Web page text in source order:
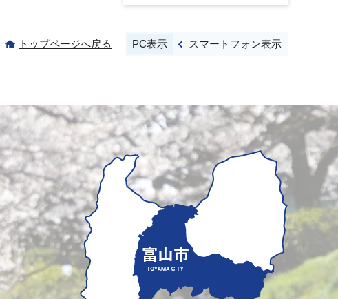
トップページへ戻る PC表示 スマートフォン表示